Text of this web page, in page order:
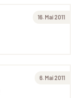
6. Mai 2011
16. Mai 2011